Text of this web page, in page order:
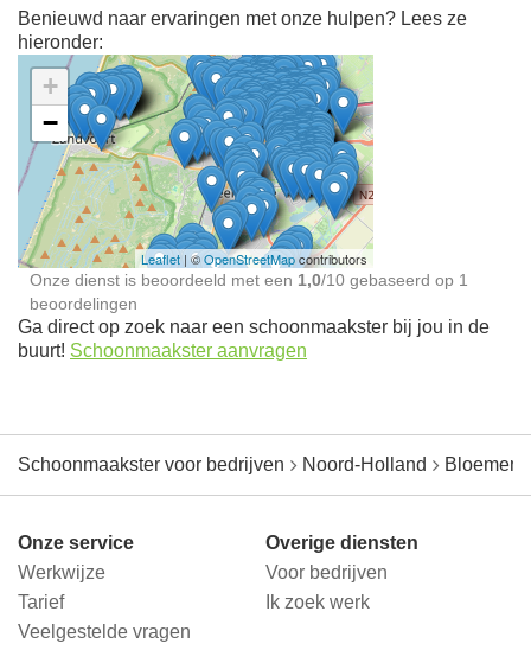
Benieuwd naar ervaringen met onze hulpen? Lees ze
hieronder:
Ontdek meer ervaringen
Schoonmaakster bij
jou in de buurt
+
−
Leaflet | ©OpenStreetMapcontributors
Onze dienst is beoordeeld met een 1,0/10 gebaseerd op 1
beoordelingen
Ga direct op zoek naar een schoonmaakster bij jou in de
buurt! Schoonmaakster aanvragen
Schoonmaakster voor bedrijven Noord-Holland
Onze service
Werkwijze
Tarief
Veelgestelde vragen
Overige diensten
Voor bedrijven
Ik zoek werk